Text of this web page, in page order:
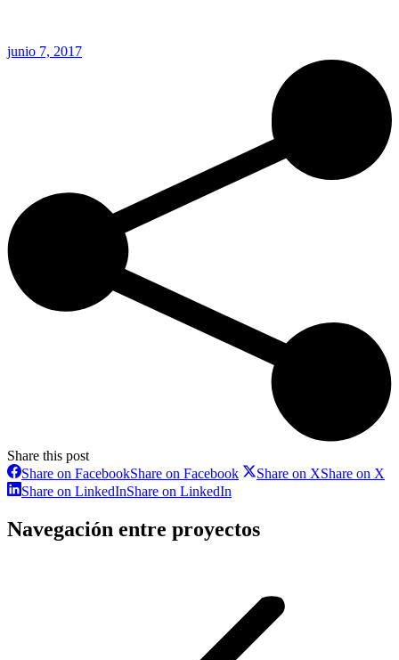
junio 7, 2017
Share this post
Share on FacebookShare on Facebook Share on XShare on X
Share on LinkedInShare on LinkedIn
Navegación entre proyectos